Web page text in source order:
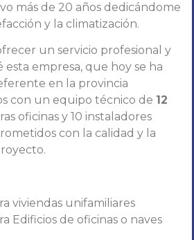
más de 20 años dedicándome
y la climatización.
un servicio profesional y
empresa, que hoy se ha
en la provincia
con un equipo técnico de 12
oficinas y 10 instaladores
con la calidad y la
viviendas unifamiliares
Edificios de oficinas o naves